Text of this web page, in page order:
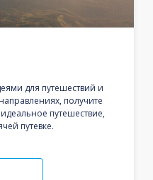
для путешествий и
получите
путешествие,
путевке.